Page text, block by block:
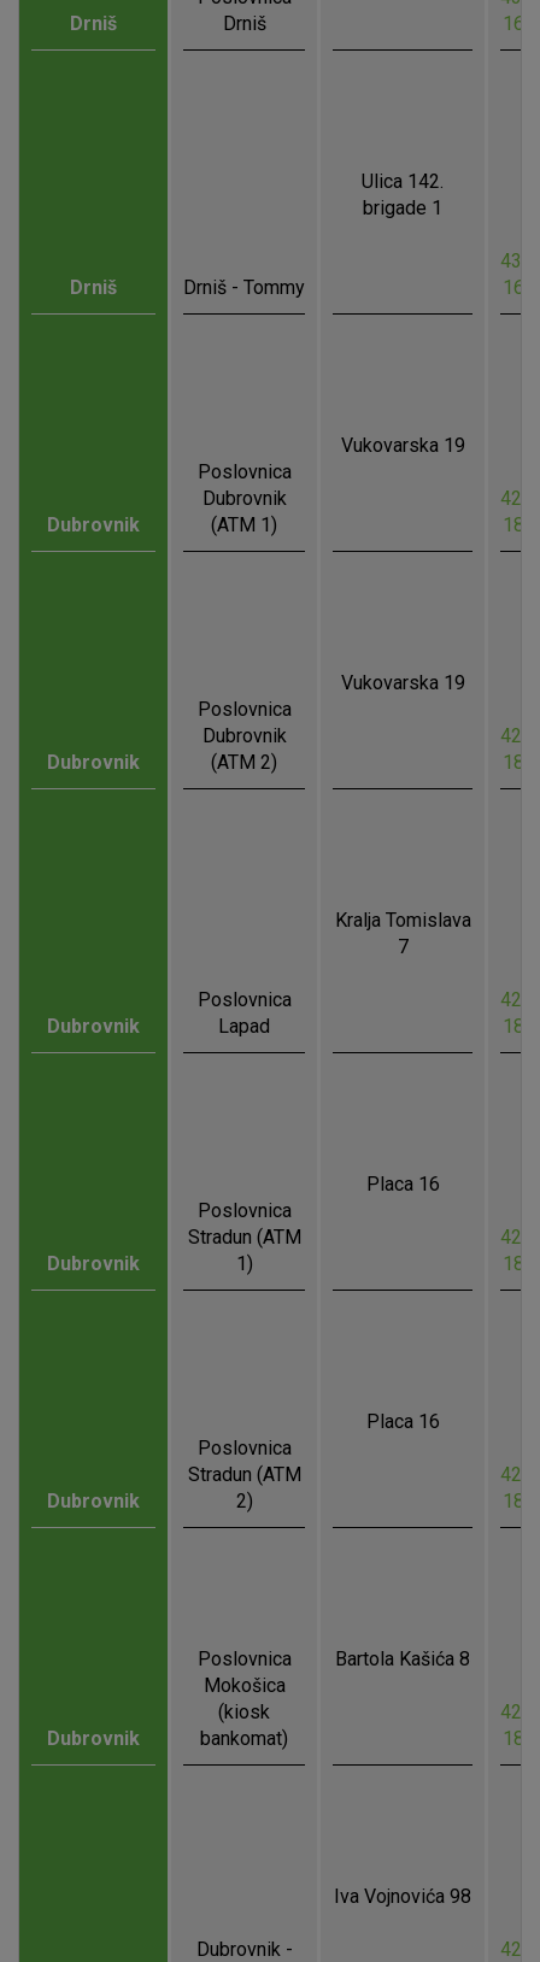
Drniš
Drniš
Drniš Drniš - Tommy
Ulica 142.
brigade 1
Dubrovnik
Poslovnica
Dubrovnik
(ATM 1)
Vukovarska 19
Dubrovnik
Poslovnica
Dubrovnik
(ATM 2)
Vukovarska 19
Dubrovnik
Poslovnica
Lapad
Kralja Tomislava
7
Dubrovnik
Poslovnica
Stradun (ATM
1)
Placa 16
Dubrovnik
Poslovnica
Stradun (ATM
2)
Placa 16
Dubrovnik
Poslovnica
Mokošica
(kiosk
bankomat)
Bartola Kašića 8
Dubrovnik -
Iva Vojnovića 98